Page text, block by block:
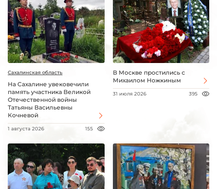
Сахалинская область
На Сахалине увековечили
память участника Великой
Отечественной войны
Татьяны Васильевны
Кочневой
1 августа 2026 155
В Москве простились с
Михаилом Ножкиным
31 июля 2026 395